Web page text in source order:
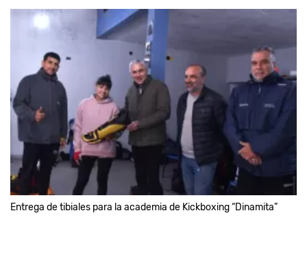
Entrega de tibiales para la academia de Kickboxing “Dinamita”